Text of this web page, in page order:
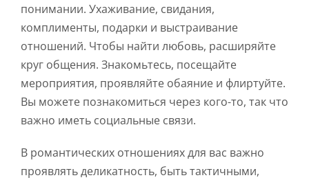
понимании. Ухаживание, свидания,
комплименты, подарки и выстраивание
отношений. Чтобы найти любовь, расширяйте
круг общения. Знакомьтесь, посещайте
мероприятия, проявляйте обаяние и флиртуйте.
Вы можете познакомиться через кого-то, так что
важно иметь социальные связи.
В романтических отношениях для вас важно
проявлять деликатность, быть тактичными,